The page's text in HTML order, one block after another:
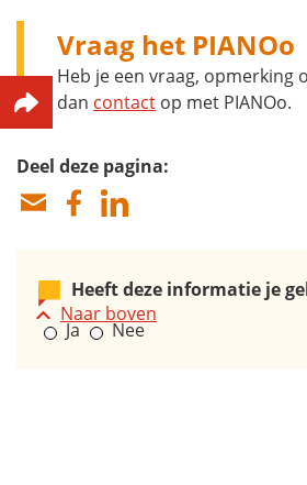
Vraag het PIANOo
Heb je een vraag, opmerking
dan contact op met PIANOo.
Deel deze pagina:
Heeft deze informatie je
Ja
Nee
Naar boven